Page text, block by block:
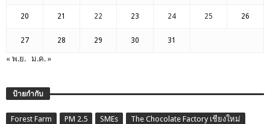
20 21 22 23 24 25 26
27 28 29 30 31
« พ.ย. ม.ค. »
ป้ายกำกับ
Forest Farm PM 2.5 SMEs
The Chocolate Factory เชียงใหม่